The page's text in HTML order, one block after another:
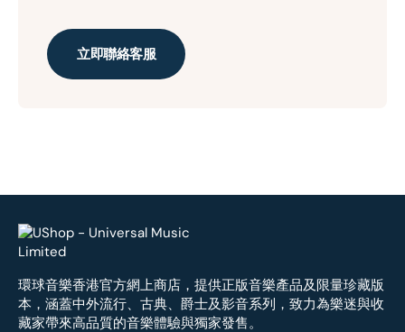
立即聯絡客服
環球音樂香港官方網上商店，提供正版音樂產品及限量珍藏版
本，涵蓋中外流行、古典、爵士及影音系列，致力為樂迷與收
藏家帶來高品質的音樂體驗與獨家發售。